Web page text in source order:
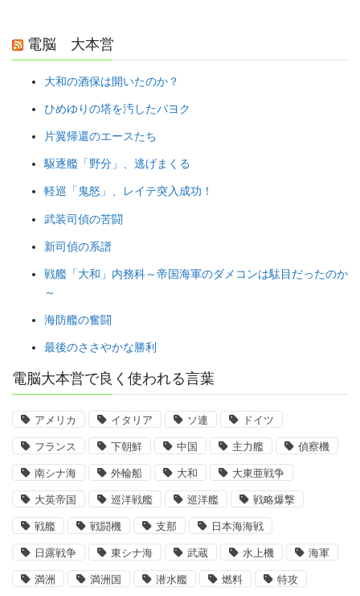
電脳 大本営
大和の酒保は開いたのか？
ひめゆりの塔を汚したパヨク
片翼帰還のエースたち
駆逐艦「野分」、逃げまくる
軽巡「鬼怒」、レイテ突入成功！
武装司偵の苦闘
新司偵の系譜
戦艦「大和」内務科～帝国海軍のダメコンは駄目だったのか
～
海防艦の奮闘
最後のささやかな勝利
電脳大本営で良く使われる言葉
アメリカ イタリア ソ連 ドイツ
フランス 下朝鮮 中国 主力艦 偵察機
南シナ海 外輪船 大和 大東亜戦争
大英帝国 巡洋戦艦 巡洋艦 戦略爆撃
戦艦 戦闘機 支那 日本海海戦
日露戦争 東シナ海 武蔵 水上機 海軍
満洲 満洲国 潜水艦 燃料 特攻